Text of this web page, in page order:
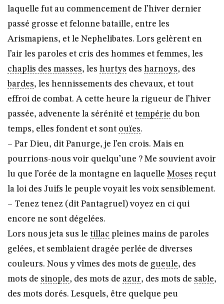
laquelle fut au commencement de l’hiver dernier
passé grosse et felonne bataille, entre les
Arismapiens, et le Nephelibates. Lors gelèrent en
l’air les paroles et cris des hommes et femmes, les
chaplis des masses, les hurtys des harnoys, des
bardes, les hennissements des chevaux, et tout
effroi de combat. A cette heure la rigueur de l’hiver
passée, advenente la sérénité et tempérie du bon
temps, elles fondent et sont ouïes.
– Par Dieu, dit Panurge, je l’en crois. Mais en
pourrions-nous voir quelqu’une ? Me souvient avoir
lu que l’orée de la montagne en laquelle Moses reçut
la loi des Juifs le peuple voyait les voix sensiblement.
– Tenez tenez (dit Pantagruel) voyez en ci qui
encore ne sont dégelées.
Lors nous jeta sus le tillac pleines mains de paroles
gelées, et semblaient dragée perlée de diverses
couleurs. Nous y vîmes des mots de gueule, des
mots de sinople, des mots de azur, des mots de sable,
des mots dorés. Lesquels, être quelque peu